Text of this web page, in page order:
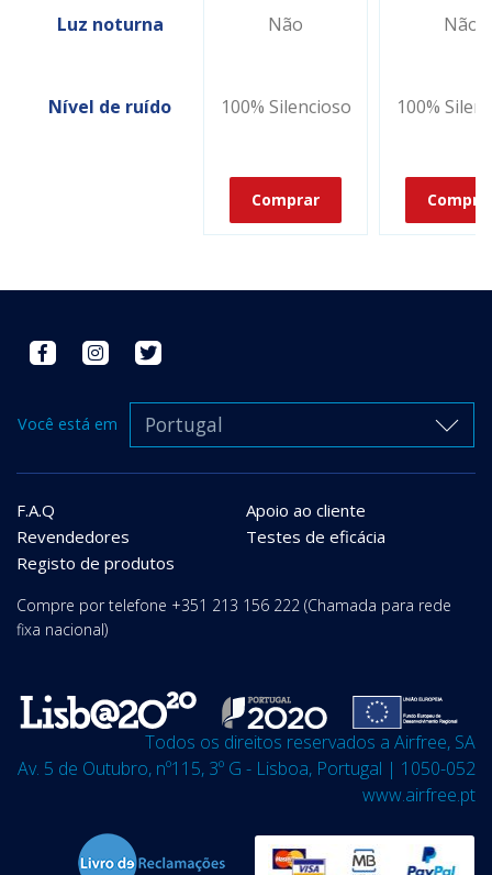
Luz noturna Não Não
Nível de ruído 100% Silencioso 100%
Comprar
Você está em Portugal
F.A.Q
Apoio ao cliente
Revendedores
Testes de eficácia
Registo de produtos
Compre por telefone +351 213 156 222 (Chamada para rede
fixa nacional)
Todos os direitos reservados a Airfree, SA
Av. 5 de Outubro, nº115, 3º G - Lisboa, Portugal | 1050-052
www.airfree.pt